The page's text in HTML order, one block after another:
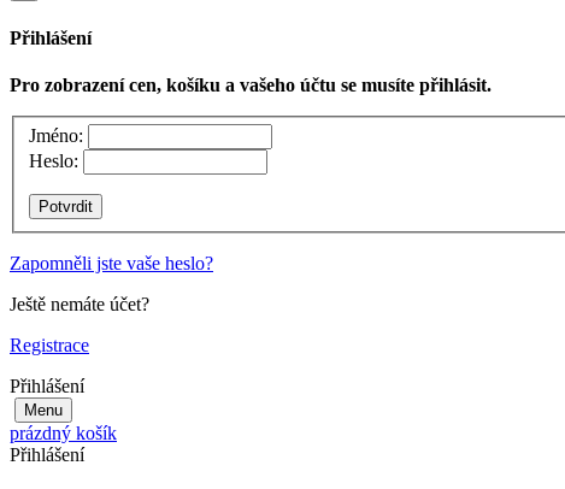
Přihlášení
Pro zobrazení cen, košíku a vašeho účtu se musíte přihlásit.
Jméno:
Heslo:
Zapomněli jste vaše heslo?
Ještě nemáte účet?
Registrace
Přihlášení
Menu
prázdný košík
Přihlášení